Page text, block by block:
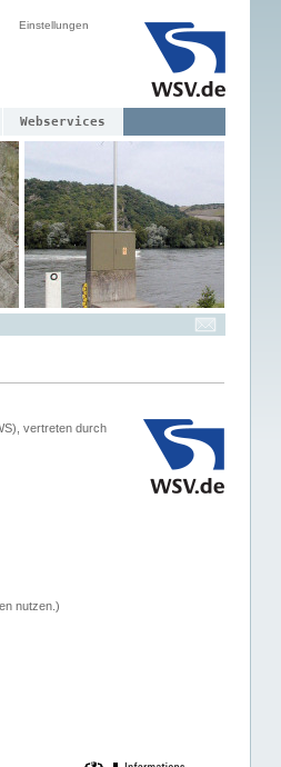
Einstellungen
Webservices
vertreten durch
nutzen.)